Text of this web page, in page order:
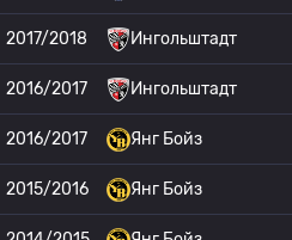
2017/2018 Ингольштадт
2016/2017 Ингольштадт
2016/2017 Янг Бойз
2015/2016 Янг Бойз